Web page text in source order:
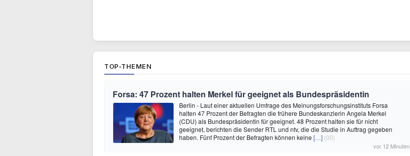
TOP-THEMEN
Forsa: 47 Prozent halten Merkel für geeignet als Bundespräsidentin
Berlin - Laut einer aktuellen Umfrage des Meinungsforschungsinstituts Forsa
halten 47 Prozent der Befragten die frühere Bundeskanzlerin Angela Merkel
(CDU) als Bundespräsidentin für geeignet. 48 Prozent halten sie für nicht
geeignet, berichten die Sender RTL und ntv, die die Studie in Auftrag gegeben
haben. Fünf Prozent der Befragten können keine […] (00)
vor 12 Minuten